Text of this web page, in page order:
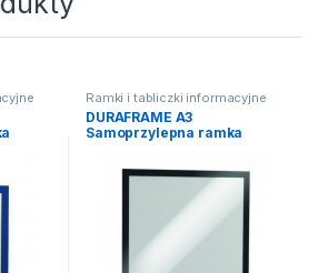
Ramki i tabliczki informacyjne
DURAFRAME A3
Samoprzylepna ramka
czarne